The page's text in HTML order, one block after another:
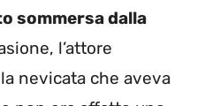
sommersa dalla
l’attore
nevicata che aveva